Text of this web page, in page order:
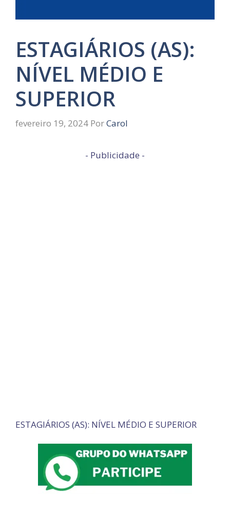
ESTAGIÁRIOS (AS):
NÍVEL MÉDIO E
SUPERIOR
fevereiro 19, 2024 PorCarol
- Publicidade -
ESTAGIÁRIOS (AS): NÍVEL MÉDIO E SUPERIOR